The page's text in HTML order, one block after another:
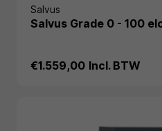
Salvus
Salvus Grade 0 - 100
€1.559,00 Incl. BTW